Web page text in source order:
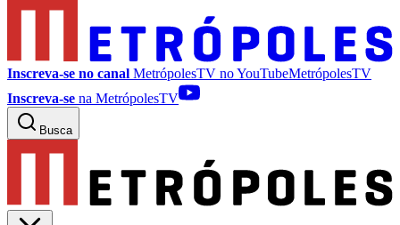
Inscreva-se no canal MetrópolesTV noYouTubeMetrópolesTV
Inscreva-se na MetrópolesTV
Busca